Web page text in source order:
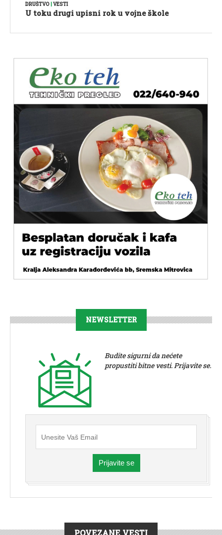
DRUŠTVO|VESTI
U toku drugi upisni rok u vojne škole
NEWSLETTER
Budite sigurni da nećete
propustiti bitne vesti. Prijavite se.
Prijavite se
POVEZANE VESTI
VESTI|ŠID